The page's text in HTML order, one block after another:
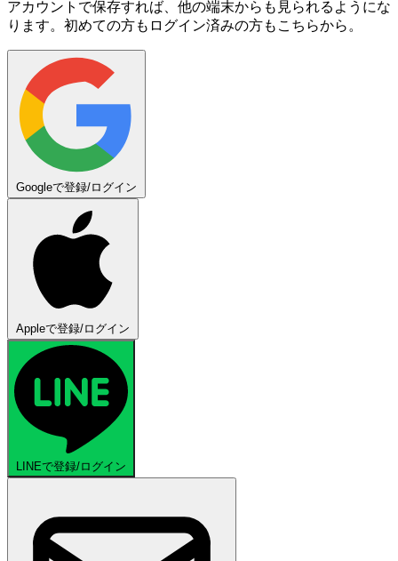
アカウントで保存すれば、他の端末からも見られるようにな
ります。初めての方もログイン済みの方もこちらから。
Googleで登録/ログイン
Appleで登録/ログイン
LINEで登録/ログイン